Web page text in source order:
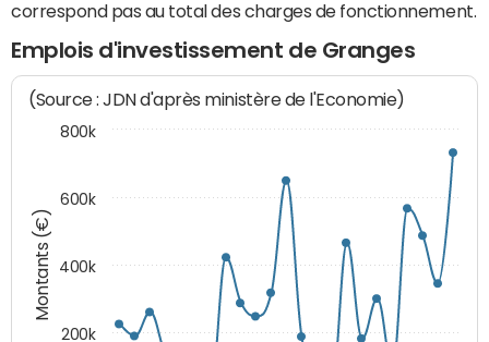
correspond pas au total des charges de fonctionnement.
Emplois d'investissement de Granges
Montants (€)
(Source : JDN d'après ministère de l'Economie)
200k
400k
600k
800k